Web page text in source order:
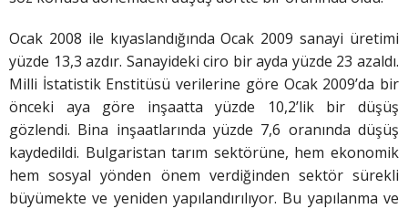
Ocak 2008 ile kıyaslandığında Ocak 2009 sanayi üretimi
yüzde 13,3 azdır. Sanayideki ciro bir ayda yüzde 23 azaldı.
Milli İstatistik Enstitüsü verilerine göre Ocak 2009’da bir
önceki aya göre inşaatta yüzde 10,2’lik bir düşüş
gözlendi. Bina inşaatlarında yüzde 7,6 oranında düşüş
kaydedildi. Bulgaristan tarım sektörüne, hem ekonomik
hem sosyal yönden önem verdiğinden sektör sürekli
büyümekte ve yeniden yapılandırılıyor. Bu yapılanma ve